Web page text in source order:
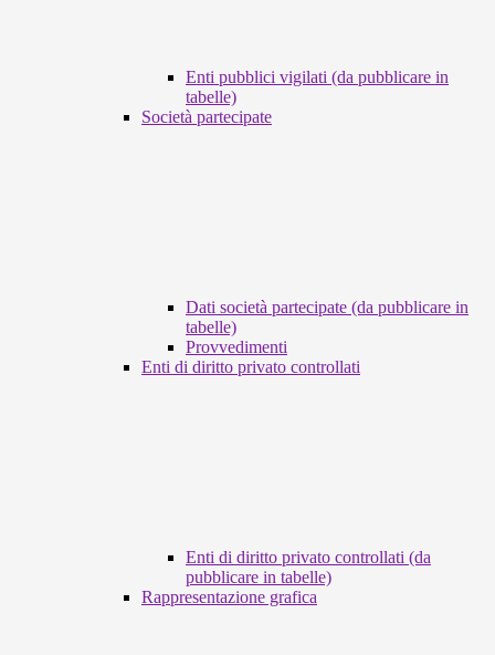
Enti pubblici vigilati (da pubblicare in
tabelle)
Società partecipate
Dati società partecipate (da pubblicare in
tabelle)
Provvedimenti
Enti di diritto privato controllati
Enti di diritto privato controllati (da
pubblicare in tabelle)
Rappresentazione grafica